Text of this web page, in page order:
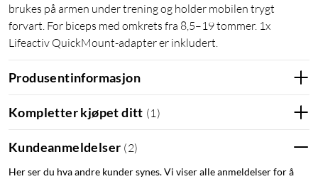
brukes på armen under trening og holder mobilen trygt
forvart. For biceps med omkrets fra 8,5–19 tommer. 1x
Lifeactiv QuickMount-adapter er inkludert.
Produsentinformasjon
Kompletter kjøpet ditt (1 )
Kundeanmeldelser (2)
Her ser du hva andre kunder synes. Vi viser alle anmeldelser for å